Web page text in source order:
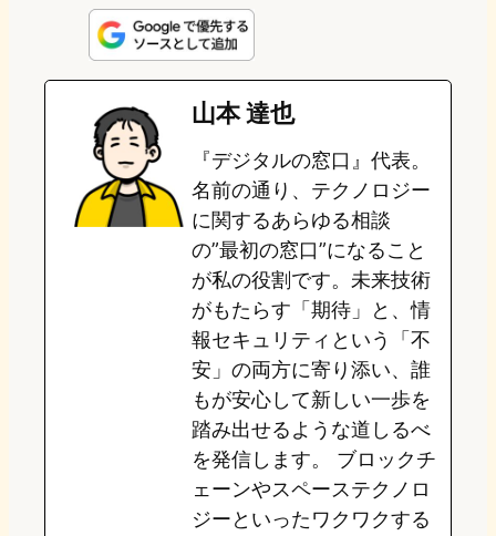
n
e
s
t
o
o
n
u
e
s
k
e
b
o
o
k
e
a
山本 達也
『デジタルの窓口』代表。
名前の通り、テクノロジー
に関するあらゆる相談
の”最初の窓口”になること
が私の役割です。未来技術
がもたらす「期待」と、情
報セキュリティという「不
安」の両方に寄り添い、誰
もが安心して新しい一歩を
踏み出せるような道しるべ
を発信します。 ブロックチ
ェーンやスペーステクノロ
ジーといったワクワクする